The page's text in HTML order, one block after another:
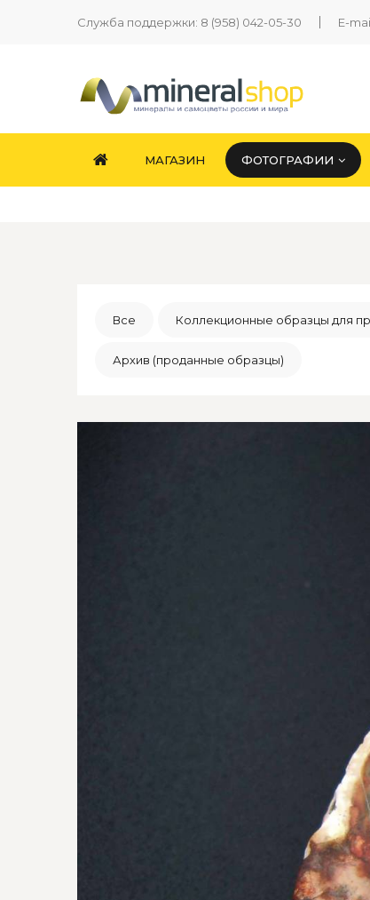
Служба поддержки: 8 (958) 042-05-30 E-
МАГАЗИН ФОТОГРАФИИ
Все Коллекционные образцы для
Архив (проданные образцы)